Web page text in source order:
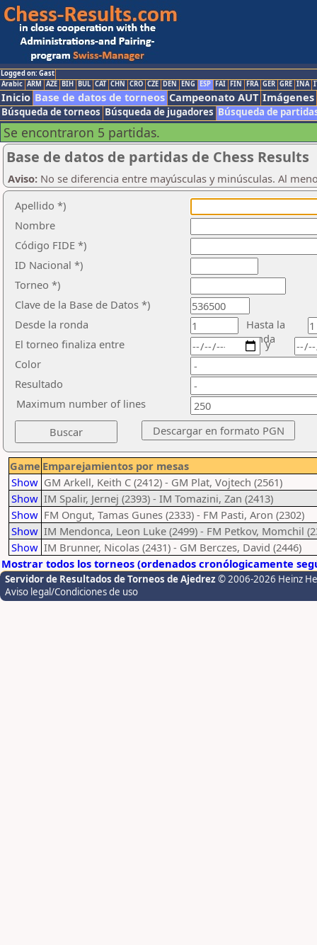
Logged on: Gast
Arabic ARM AZE BIH BUL CAT CHN CRO CZE DEN ENG ESP FAI FIN FRA GER GRE INA
Inicio Base de datos de torneos Campeonato AUT Imágenes
Búsqueda de torneos Búsqueda de jugadores Búsqueda de
Se encontraron 5 partidas.
Base de datos de partidas de Chess Results
Aviso: No se diferencia entre mayúsculas y minúsculas. Al
Apellido *)
Nombre
Código FIDE *)
ID Nacional *)
Torneo *)
Clave de la Base de Datos *)
Desde la ronda
Hasta la
ronda
El torneo finaliza entre
Color
Resultado
y
Maximum number of lines
Game Emparejamientos por mesas
Show GM Arkell, Keith C (2412) - GM Plat, Vojtech (2561)
Show IM Spalir, Jernej (2393) - IM Tomazini, Zan (2413)
Show FM Ongut, Tamas Gunes (2333) - FM Pasti, Aron (2302)
Show IM Mendonca, Leon Luke (2499) - FM Petkov, Momchil
Show IM Brunner, Nicolas (2431) - GM Berczes, David (2446)
Mostrar todos los torneos (ordenados cronólogicamente
Servidor de Resultados de Torneos de Ajedrez © 2006-2026 Heinz
Aviso legal/Condiciones de uso